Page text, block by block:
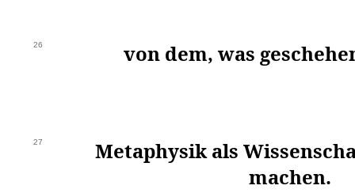
26 von dem, was
27
Metaphysik als
machen.